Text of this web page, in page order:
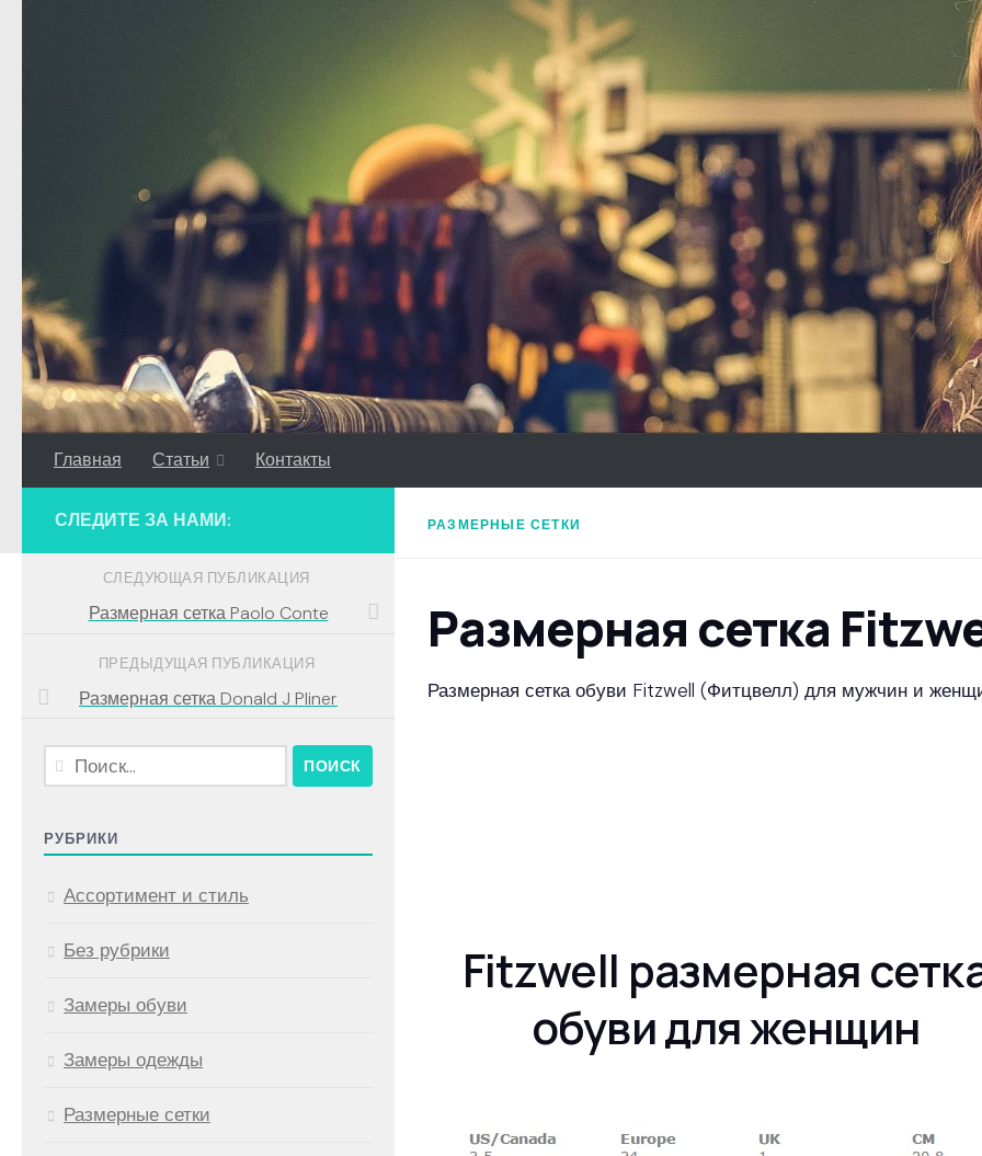
Главная Статьи Контакты
РАЗМЕРНЫЕ СЕТКИ
Размерная сетка
Размерная сетка обуви Fitzwell (Фитцвелл) для мужчин и
Fitzwell размерная
обуви для женщин
СЛЕДИТЕ ЗА НАМИ:
СЛЕДУЮЩАЯ ПУБЛИКАЦИЯ
Размерная сетка Paolo Conte
ПРЕДЫДУЩАЯ ПУБЛИКАЦИЯ
Размерная сетка Donald J Pliner
Найти:
РУБРИКИ
Ассортимент и стиль
Без рубрики
Замеры обуви
Замеры одежды
Размерные сетки